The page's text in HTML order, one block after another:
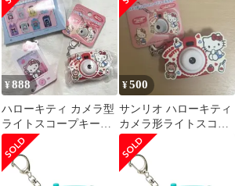
¥888
ハローキティ カメラ型
ライトスコープキーホ
ルダー カスタムアクリ
ルチャーム 2
¥500
サンリオ ハローキティ
カメラ形ライトスコー
プキーホルダー